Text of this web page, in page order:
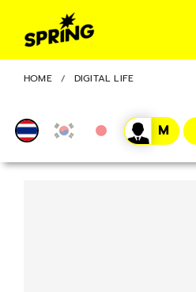
HOME DIGITAL LIFE